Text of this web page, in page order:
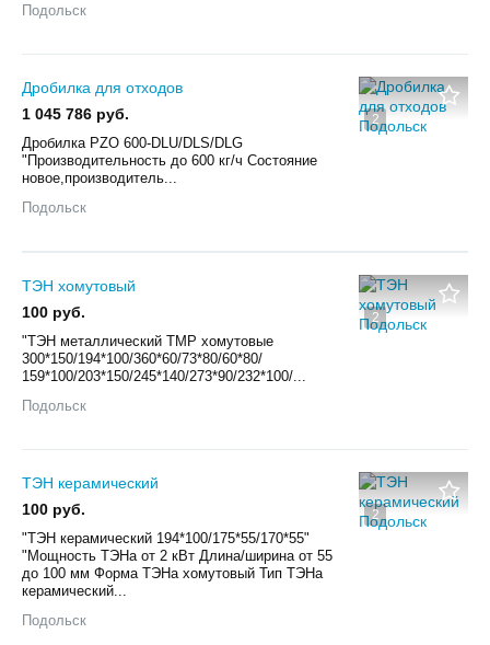
Подольск
2
Дробилка для отходов
1 045 786 руб.
Дробилка PZO 600-DLU/DLS/DLG
"Производительность до 600 кг/ч Состояние
новое,производитель...
Подольск
2
ТЭН хомутовый
100 руб.
"ТЭН металлический TMP хомутовые
300*150/194*100/360*60/73*80/60*80/
159*100/203*150/245*140/273*90/232*100/...
Подольск
2
ТЭН керамический
100 руб.
"ТЭН керамический 194*100/175*55/170*55"
"Мощность ТЭНа от 2 кВт Длина/ширина от 55
до 100 мм Форма ТЭНа хомутовый Тип ТЭНа
керамический...
Подольск